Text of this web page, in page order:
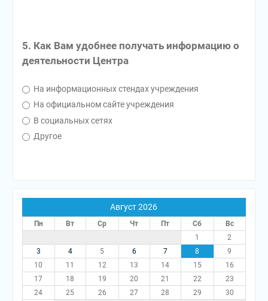
5. Как Вам удобнее получать информацию о
деятельности Центра
На информационных стендах учреждения
На официальном сайте учреждения
В социальных сетях
Другое
Август 2026
Пн Вт Ср Чт Пт Сб
Вс
1
2
3
4 5 6 7 8
9
10
11 12 13 14 15
16
17
18 19 20 21 22
23
24
25 26 27 28 29
30